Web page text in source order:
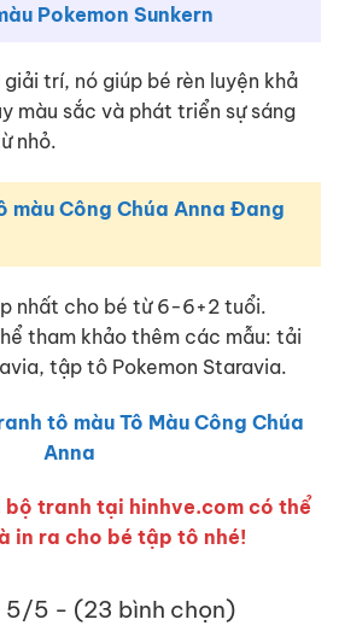
Pokemon Sunkern
trí, nó giúp bé rèn luyện khả
màu sắc và phát triển sự sáng
nhỏ.
màu Công Chúa Anna Đang
nhất cho bé từ 6-6+2 tuổi.
tham khảo thêm các mẫu: tải
tập tô Pokemon Staravia.
tô màu Tô Màu Công Chúa
Anna
tranh tại hinhve.com có thể
in ra cho bé tập tô nhé!
5/5 - (23 bình chọn)